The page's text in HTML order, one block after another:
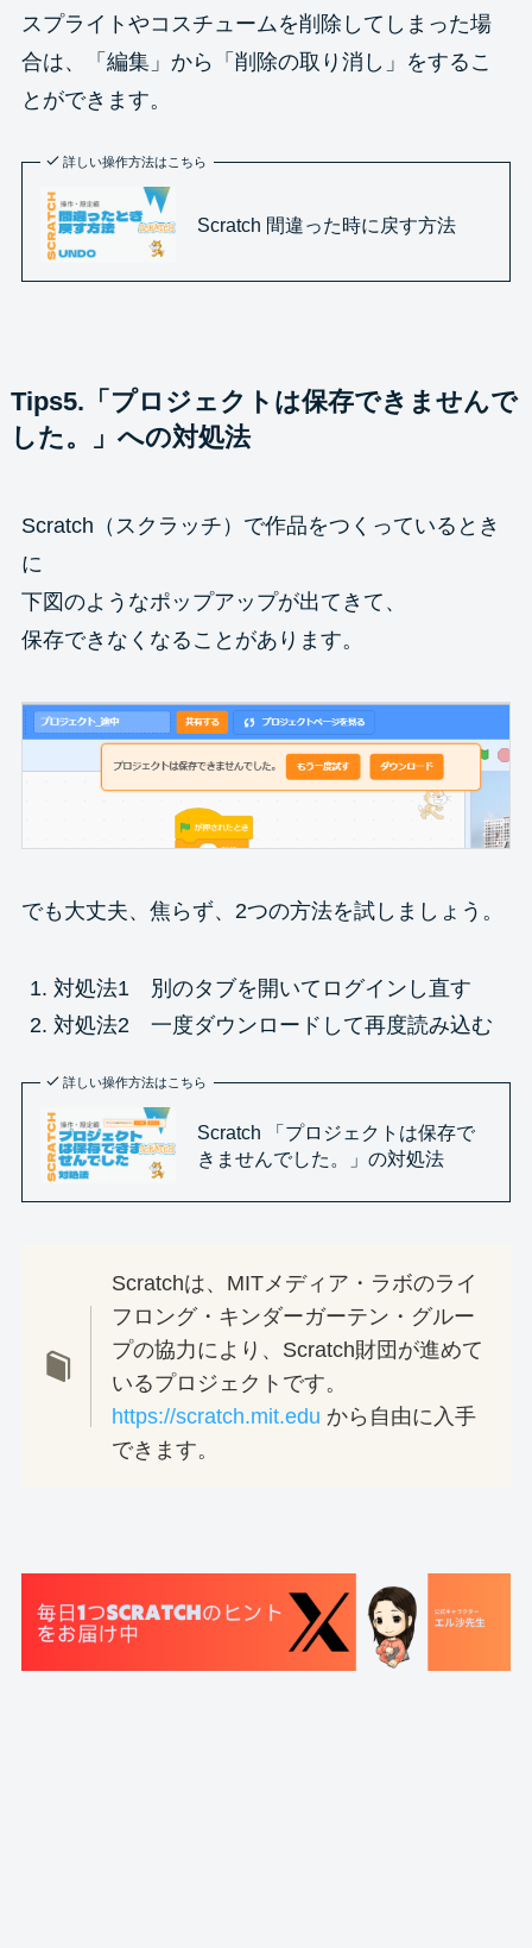
スプライトやコスチュームを削除してしまった場
合は、「編集」から「削除の取り消し」をするこ
とができます。
詳しい操作方法はこちら
Scratch 間違った時に戻す方法
Tips5.「プロジェクトは保存できませんで
した。」への対処法
Scratch（スクラッチ）で作品をつくっているとき
に
下図のようなポップアップが出てきて、
保存できなくなることがあります。
でも大丈夫、焦らず、2つの方法を試しましょう。
対処法1 別のタブを開いてログインし直す
対処法2 一度ダウンロードして再度読み込む
詳しい操作方法はこちら
Scratch 「プロジェクトは保存で
きませんでした。」の対処法
Scratchは、MITメディア・ラボのライ
フロング・キンダーガーテン・グルー
プの協力により、Scratch財団が進めて
いるプロジェクトです。
https://scratch.mit.edu から自由に入手
できます。